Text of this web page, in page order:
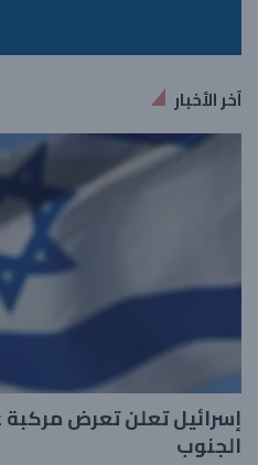
آخر الأخبار
إسرائيل تعلن تعرض
الجنوب